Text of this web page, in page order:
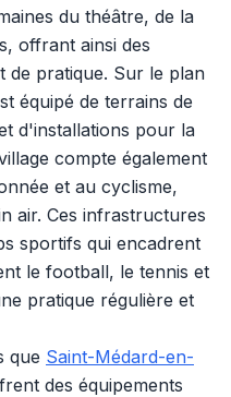
du théâtre, de la
offrant ainsi des
de pratique. Sur le plan
équipé de terrains de
d'installations pour la
compte également
et au cyclisme,
air. Ces infrastructures
sportifs qui encadrent
le football, le tennis et
pratique régulière et
que Saint-Médard-en-
des équipements